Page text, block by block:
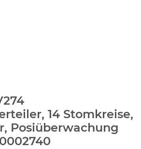
14 Stomkreise,
Posiüberwachung